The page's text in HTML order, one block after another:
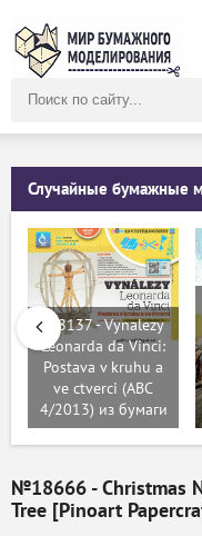
сайту
Случайные бумажные
№8137 - Vynalezy
Leonarda da Vinci:
Postava v kruhu a
ve ctverci (ABC
4/2013) из бумаги
№18666 - Christmas
Tree [Pinoart